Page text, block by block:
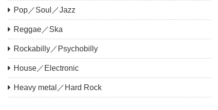
Pop／Soul／Jazz
Reggae／Ska
Rockabilly／Psychobilly
House／Electronic
Heavy metal／Hard Rock